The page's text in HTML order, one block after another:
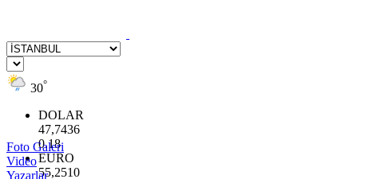
30°
DOLAR
47,7436
0.18
EURO
55,2510
Foto Galeri
Video
Yazarlar